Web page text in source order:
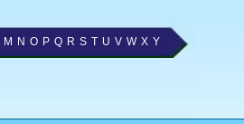
M N O P Q R S T U V W X Y